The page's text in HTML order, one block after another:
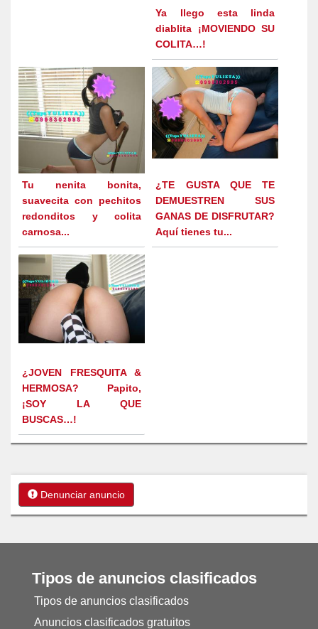
Ya llego esta linda
diablita ¡MOVIENDO SU
COLITA…!
Tu nenita bonita,
suavecita con pechitos
redonditos y colita
carnosa...
¿TE GUSTA QUE TE
DEMUESTREN SUS
GANAS DE DISFRUTAR?
Aquí tienes tu...
¿JOVEN FRESQUITA &
HERMOSA? Papito,
¡SOY LA QUE
BUSCAS…!
Denunciar anuncio
Tipos de anuncios clasificados
Tipos de anuncios clasificados
Anuncios clasificados gratuitos